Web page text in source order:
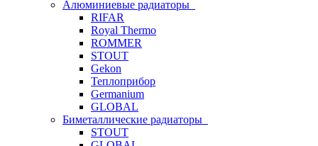
Алюминиевые радиаторы
RIFAR
Royal Thermo
ROMMER
STOUT
Gekon
Теплоприбор
Germanium
GLOBAL
Биметаллические радиаторы
STOUT